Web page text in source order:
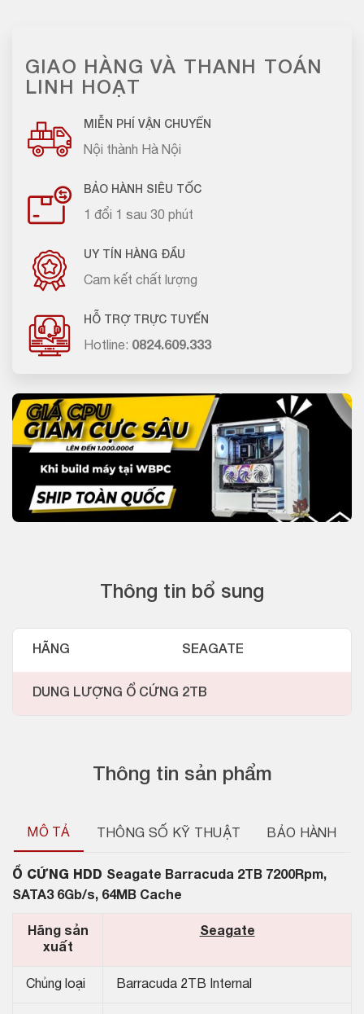
GIAO HÀNG VÀ THANH TOÁN
LINH HOẠT
MIỄN PHÍ VẬN CHUYỂN
Nội thành Hà Nội
BẢO HÀNH SIÊU TỐC
1 đổi 1 sau 30 phút
UY TÍN HÀNG ĐẦU
Cam kết chất lượng
HỖ TRỢ TRỰC TUYẾN
Hotline: 0824.609.333
Thông tin sản phẩm
MÔ TẢ THÔNG SỐ KỸ THUẬT BẢO HÀNH
Ổ CỨNG HDD Seagate Barracuda 2TB 7200Rpm,
SATA3 6Gb/s, 64MB Cache
Hãng sản
xuất
Seagate
Chủng loại Barracuda 2TB Internal
Thông tin bổ sung
HÃNG SEAGATE
DUNG LƯỢNG Ổ CỨNG 2TB